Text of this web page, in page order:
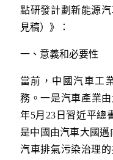
點研發計劃新能源
見稿）》：
一、意義和必要性
當前，中國汽車工
務。一是汽車產業
年5月23日習近平總
是中國由汽車大國邁
汽車排氣污染治理